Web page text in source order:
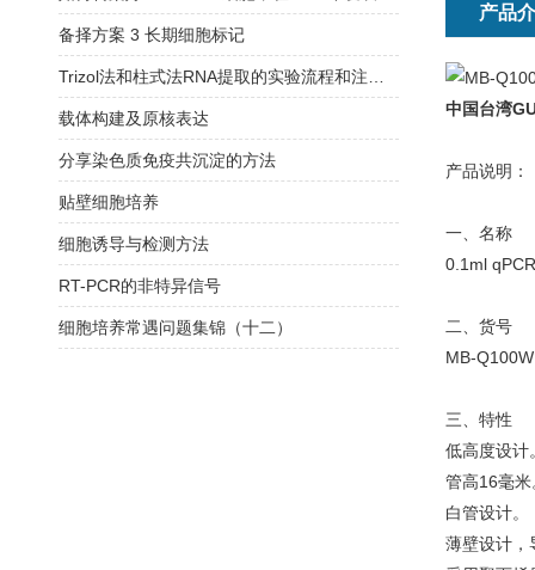
产品
中国台湾
产品说明：
一、名称
0.1ml
二、货号
MB-Q100W
三、特性
低高度设计
管高16毫米
白管设计。
薄壁设计，
备择方案 3 长期细胞标记
载体构建及原核表达
分享染色质免疫共沉淀的方法
贴壁细胞培养
细胞诱导与检测方法
RT-PCR的非特异信号
细胞培养常遇问题集锦（十二）